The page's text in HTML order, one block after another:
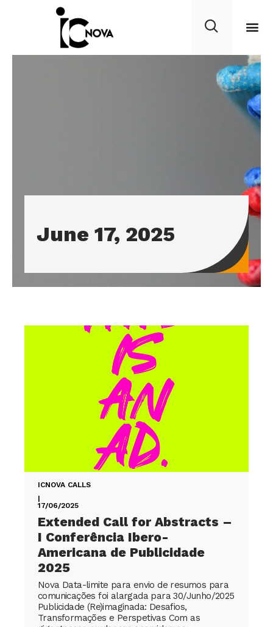
June 17, 2025
ICNOVA CALLS
|
17/06/2025
Extended Call for Abstracts –
I Conferência Ibero-
Americana de Publicidade
2025
Nova Data-limite para envio de resumos para
comunicações foi alargada para 30/Junho/2025
Publicidade (Re)imaginada: Desafios,
Transformações e Perspetivas Com as